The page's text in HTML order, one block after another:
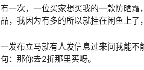
有一次，一位买家想买我的一款防晒
品，我因为有多的所以就挂在闲鱼上了
一发布立马就有人发信息过来问我能不
句：那你去2折那里买呀。